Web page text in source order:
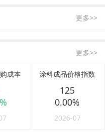
更多>>
更多>>
成本 涂料成品价格指数
125
0.00%
2026-07